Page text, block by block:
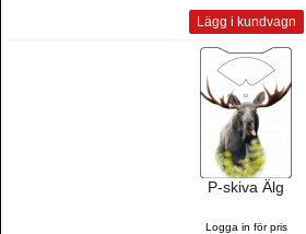
Lägg i kundvagn
P-skiva Älg
Logga in för pris